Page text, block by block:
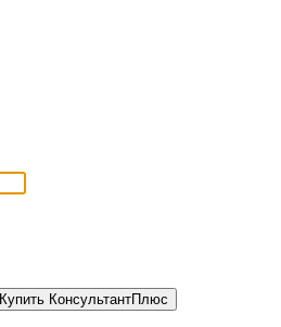
Купить КонсультантПлюс